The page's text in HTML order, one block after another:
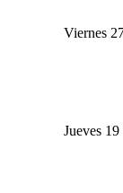
Viernes
Jueves